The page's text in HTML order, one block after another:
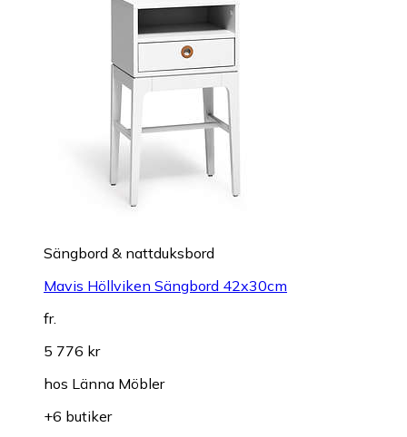
Sängbord & nattduksbord
Mavis Höllviken Sängbord 42x30cm
fr.
5 776 kr
hos Länna Möbler
+6 butiker